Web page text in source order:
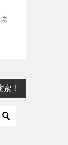
！